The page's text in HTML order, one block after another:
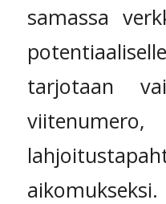
samassa
tarjotaan
aikomukseksi.